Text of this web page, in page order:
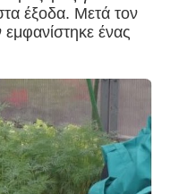
έξοδα. Μετά τον
ένας